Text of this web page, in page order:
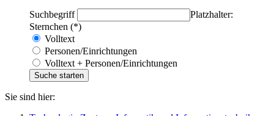
Suchbegriff
Platzhalter:
Sternchen (*)
Volltext
Personen/Einrichtungen
Volltext + Personen/Einrichtungen
Sie sind hier: